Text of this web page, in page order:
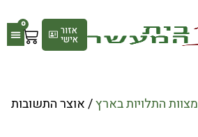
0 אזור
אישי
מצוות התלויות בארץ/ אוצר התשובות